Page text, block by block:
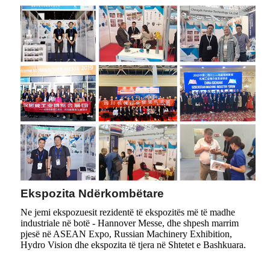
Ekspozita Ndërkombëtare
Ne jemi ekspozuesit rezidentë të ekspozitës më të madhe
industriale në botë - Hannover Messe, dhe shpesh marrim
pjesë në ASEAN Expo, Russian Machinery Exhibition,
Hydro Vision dhe ekspozita të tjera në Shtetet e Bashkuara.